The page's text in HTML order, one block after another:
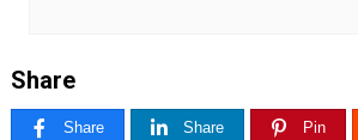
Share
Share Share Pin